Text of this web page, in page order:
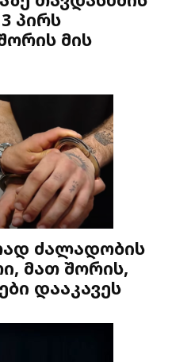
პირს
მის
ძალადობის
მათ შორის,
დააკავეს